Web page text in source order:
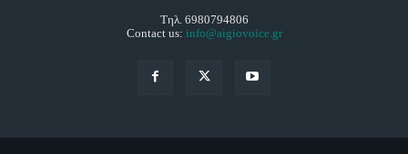
Τηλ. 6980794806
Contact us: info@aigiovoice.gr